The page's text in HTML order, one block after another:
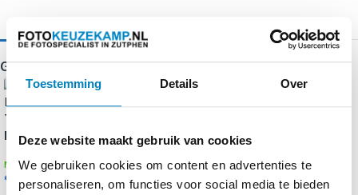
Toestemming Details Over
Deze website maakt gebruik van cookies
We gebruiken cookies om content en advertenties te
personaliseren, om functies voor social media te bieden
ontwikkeld voor fotografen en filmmakers die blind
moeten kunnen vertrouwen op de bedrijfszekerheid
en veelzijdigheid van hun uitrusting. Dankzij de
zijn apparatuur. Via de veilige opening tegen het
lichaam heb je een uitstekende toegang tot het
gepolsterde interieur met de gepatenteerde MaxFit
Gerelateerde producten
Think Tank BackLight Sprint
Montane 15L Green
€
incl. btw
Think Tank DarkLight
Green